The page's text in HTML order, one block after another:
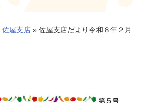
佐屋支店 » 佐屋支店だより令和８年２月